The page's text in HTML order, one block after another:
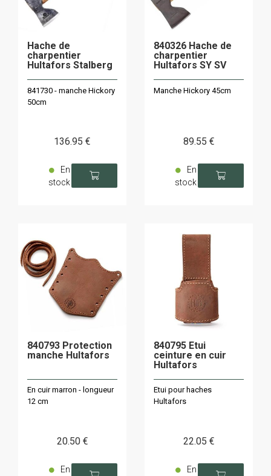
Hache de
charpentier
Hultafors Stalberg
841730 - manche Hickory
50cm
136.95 €
En
stock
840326 Hache de
charpentier
Hultafors SY SV
Manche Hickory 45cm
89.55 €
En
stock
840793 Protection
manche Hultafors
En cuir marron - longueur
12 cm
20.50 €
En
840795 Etui
ceinture en cuir
Hultafors
Etui pour haches
Hultafors
22.05 €
En